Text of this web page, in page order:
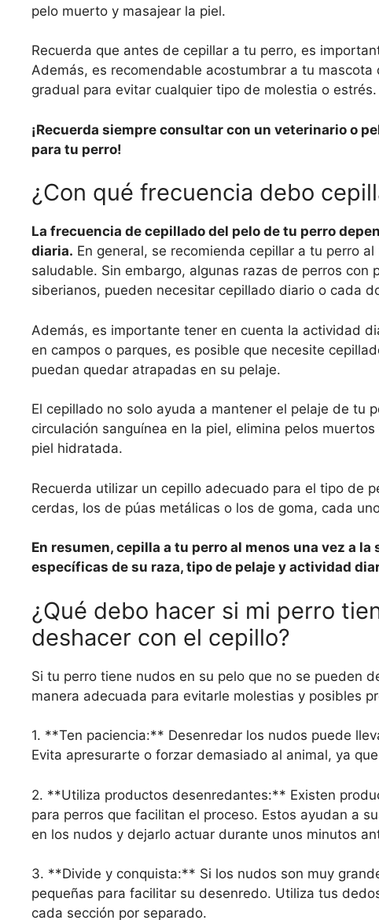
pelo muerto y masajear la piel.
Recuerda que antes de cepillar a tu perro, es
Además, es recomendable acostumbrar a tu
gradual para evitar cualquier tipo de molestia o estrés.
¡Recuerda siempre consultar con un veterinario o
para tu perro!
¿Con qué frecuencia debo
La frecuencia de cepillado del pelo de tu perro
diaria. En general, se recomienda cepillar a tu perro
saludable. Sin embargo, algunas razas de perros con
siberianos, pueden necesitar cepillado diario o cada
Además, es importante tener en cuenta la actividad
en campos o parques, es posible que necesite
puedan quedar atrapadas en su pelaje.
El cepillado no solo ayuda a mantener el pelaje de tu
circulación sanguínea en la piel, elimina pelos
piel hidratada.
Recuerda utilizar un cepillo adecuado para el tipo de
cerdas, los de púas metálicas o los de goma, cada
En resumen, cepilla a tu perro al menos una vez a
específicas de su raza, tipo de pelaje y actividad
¿Qué debo hacer si mi perro
deshacer con el cepillo?
Si tu perro tiene nudos en su pelo que no se pueden
manera adecuada para evitarle molestias y posibles
1. **Ten paciencia:** Desenredar los nudos puede
Evita apresurarte o forzar demasiado al animal, ya
2. **Utiliza productos desenredantes:** Existen
para perros que facilitan el proceso. Estos ayudan a
en los nudos y dejarlo actuar durante unos minutos
3. **Divide y conquista:** Si los nudos son muy
pequeñas para facilitar su desenredo. Utiliza tus
cada sección por separado.